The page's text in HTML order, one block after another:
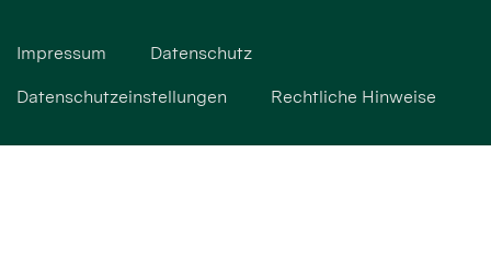
Impressum Datenschutz
Datenschutzeinstellungen Rechtliche Hinweise